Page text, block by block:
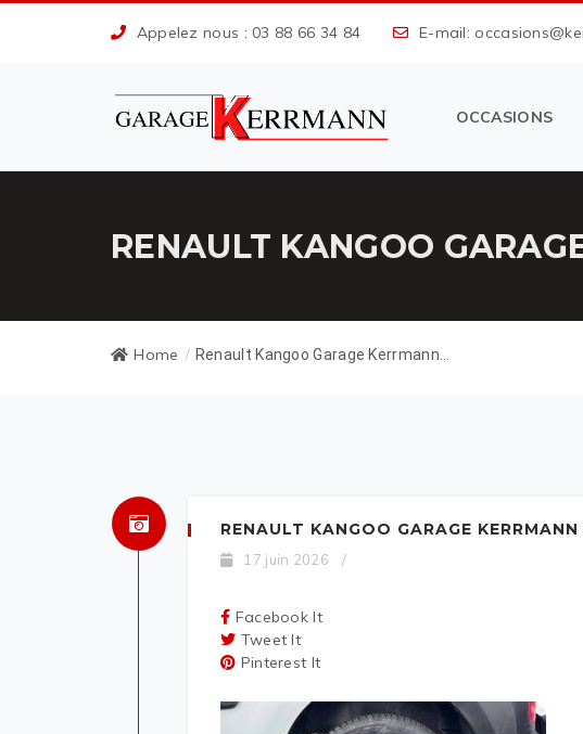
Appelez nous : 03 88 66 34 84 E-mail:
OCCASIONS
RENAULT KANGOO
Home / Renault Kangoo Garage Kerrmann...
RENAULT KANGOO GARAGE
17 juin 2026 /
Facebook It
Tweet It
Pinterest It